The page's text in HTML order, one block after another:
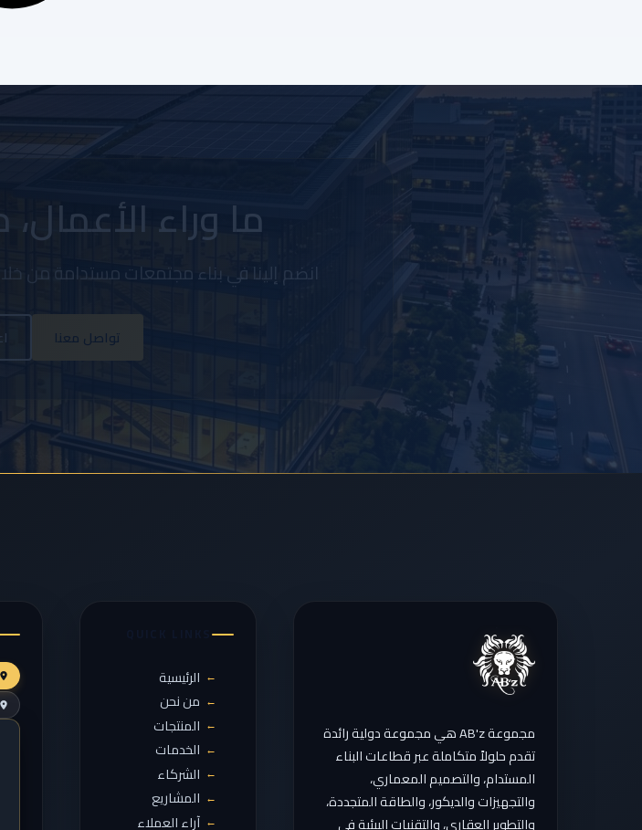
ما وراء
انضم إلينا في بناء مجتمعات مستدامة من
تواصل معنا
مجموعة AB'z هي مجموعة دولية رائدة
تقدم حلولاً متكاملة عبر قطاعات البناء
المستدام، والتصميم المعماري،
والتجهيزات والديكور، والطاقة المتجددة،
والتطوير العقاري، والتقنيات البيئية في
→ الرئيسية
→ من نحن
→ المنتجات
→ الخدمات
→ الشركاء
→ المشاريع
→ آراء العملاء